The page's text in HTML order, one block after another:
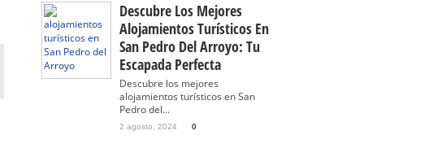
Descubre Los Mejores
Alojamientos Turísticos En
San Pedro Del Arroyo: Tu
Escapada Perfecta
Descubre los mejores
alojamientos turísticos en San
Pedro del...
2 agosto, 2024 0